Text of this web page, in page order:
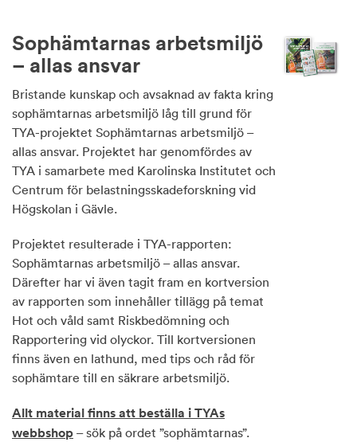
Sophämtarnas arbetsmiljö
– allas ansvar
Bristande kunskap och avsaknad av fakta kring
sophämtarnas arbetsmiljö låg till grund för
TYA-projektet Sophämtarnas arbetsmiljö –
allas ansvar. Projektet har genomfördes av
TYA i samarbete med Karolinska Institutet och
Centrum för belastningsskadeforskning vid
Högskolan i Gävle.
Projektet resulterade i TYA-rapporten:
Sophämtarnas arbetsmiljö – allas ansvar.
Därefter har vi även tagit fram en kortversion
av rapporten som innehåller tillägg på temat
Hot och våld samt Riskbedömning och
Rapportering vid olyckor. Till kortversionen
finns även en lathund, med tips och råd för
sophämtare till en säkrare arbetsmiljö.
Allt material finns att beställa i TYAs
webbshop – sök på ordet ”sophämtarnas”.